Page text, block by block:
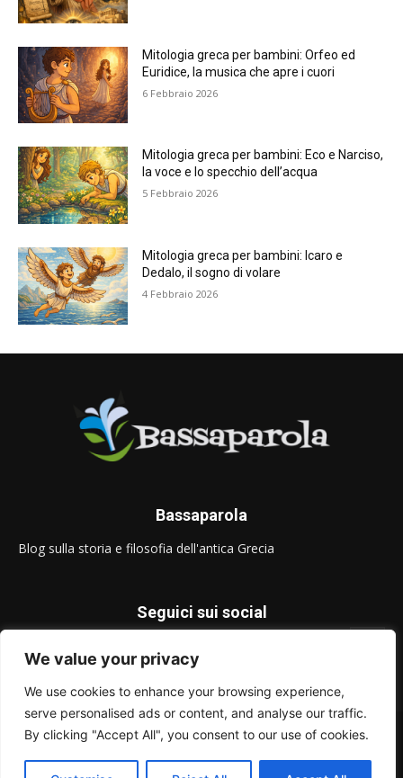
We value your privacy
We use cookies to enhance your browsing experience,
serve personalised ads or content, and analyse our traffic.
By clicking "Accept All", you consent to our use of cookies.
Mitologia greca per bambini: Orfeo ed
Euridice, la musica che apre i cuori
6 Febbraio 2026
Mitologia greca per bambini: Eco e Narciso,
la voce e lo specchio dell’acqua
5 Febbraio 2026
Mitologia greca per bambini: Icaro e
Dedalo, il sogno di volare
4 Febbraio 2026
Bassaparola
Blog sulla storia e filosofia dell'antica Grecia
Seguici sui social
© Bassaparola.it 2015-2025
Privacy Policy